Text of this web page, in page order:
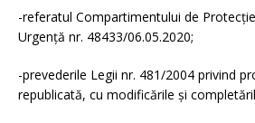
-referatul Compartimentului de
Urgență nr. 48433/06.05.2020;
-prevederile Legii nr. 481/2004 privind
republicată, cu modificările și